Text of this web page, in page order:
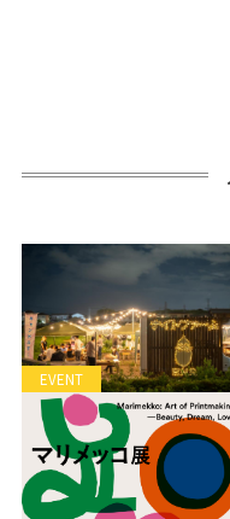
EVENT